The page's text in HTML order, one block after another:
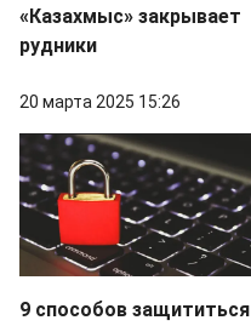
«Казахмыс» закрывает
рудники
20 марта 2025 15:26
9 способов защититься